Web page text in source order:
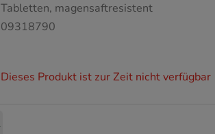
Tabletten, magensaftresistent
09318790
Dieses Produkt ist zur Zeit nicht verfügbar